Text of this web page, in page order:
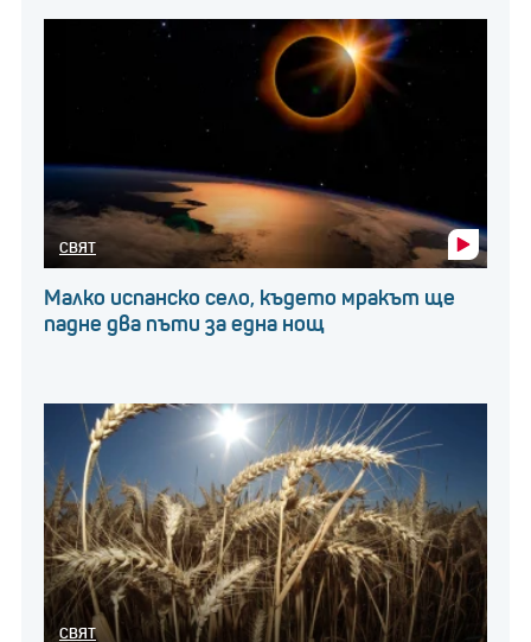
СВЯТ
Малко испанско село, където мракът ще
падне два пъти за една нощ
СВЯТ